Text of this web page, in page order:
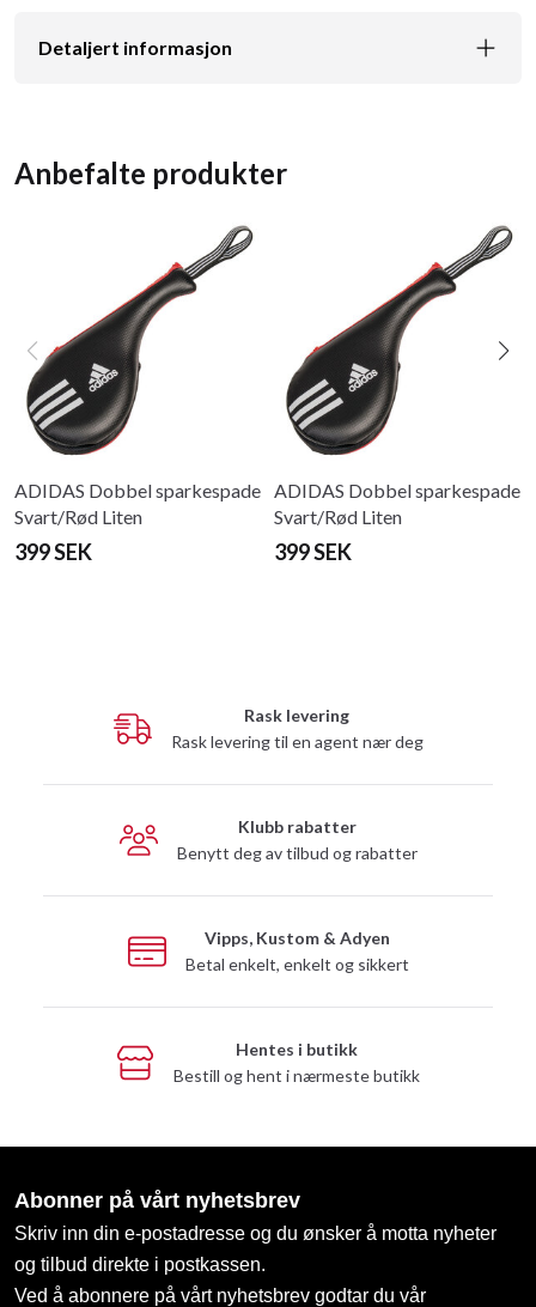
Detaljert informasjon
Anbefalte produkter
ADIDAS Dobbel sparkespade
Svart/Rød Liten
399 SEK
ADIDAS Dobbel sparkespade
Svart/Rød Liten
399 SEK
Rask levering
Rask levering til en agent nær deg
Klubb rabatter
Benytt deg av tilbud og rabatter
Vipps, Kustom & Adyen
Betal enkelt, enkelt og sikkert
Hentes i butikk
Bestill og hent i nærmeste butikk
Abonner på vårt nyhetsbrev
Skriv inn din e-postadresse og du ønsker å motta nyheter
og tilbud direkte i postkassen.
Ved å abonnere på vårt nyhetsbrev godtar du vår